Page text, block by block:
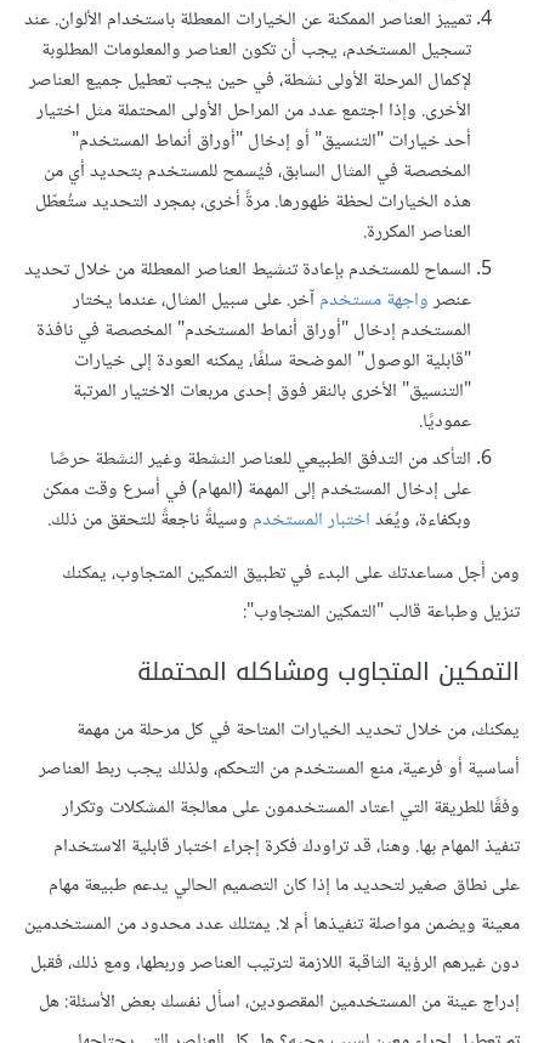
تمييز العناصر الممكنة عن الخيارات المعطلة باستخدام الألوان. عند
تسجيل المستخدم، يجب أن تكون العناصر والمعلومات المطلوبة
لإكمال المرحلة الأولى نشطة، في حين يجب تعطيل جميع العناصر
الأخرى. وإذا اجتمع عدد من المراحل الأولى المحتملة مثل اختيار
أحد خيارات "التنسيق" أو إدخال "أوراق أنماط المستخدم"
المخصصة في المثال السابق، فيُسمح للمستخدم بتحديد أي من
هذه الخيارات لحظة ظهورها. مرةً أخرى، بمجرد التحديد ستُعطّل
العناصر المكررة.
السماح للمستخدم بإعادة تنشيط العناصر المعطلة من خلال تحديد
عنصرواجهة مستخدمآخر. على سبيل المثال، عندما يختار
المستخدم إدخال "أوراق أنماط المستخدم" المخصصة في نافذة
"قابلية الوصول" الموضحة سلفًا، يمكنه العودة إلى خيارات
"التنسيق" الأخرى بالنقر فوق إحدى مربعات الاختيار المرتبة
عموديًا.
التأكد من التدفق الطبيعي للعناصر النشطة وغير النشطة حرصًا
على إدخال المستخدم إلى المهمة (المهام) في أسرع وقت ممكن
وبكفاءة، ويُعَداختبار المستخدم وسيلةً ناجعةً للتحقق من ذلك.
ومن أجل مساعدتك على البدء في تطبيق التمكين المتجاوب، يمكنك
تنزيل وطباعة قالب "التمكين المتجاوب":
التمكين المتجاوب ومشاكله المحتملة
يمكنك، من خلال تحديد الخيارات المتاحة في كل مرحلة من مهمة
أساسية أو فرعية، منع المستخدم من التحكم، ولذلك يجب ربط العناصر
وفقًا للطريقة التي اعتاد المستخدمون على معالجة المشكلات وتكرار
تنفيذ المهام بها. وهنا، قد تراودك فكرة إجراء اختبار قابلية الاستخدام
على نطاق صغير لتحديد ما إذا كان التصميم الحالي يدعم طبيعة مهام
معينة ويضمن مواصلة تنفيذها أم لا. يمتلك عدد محدود من المستخدمين
دون غيرهم الرؤية الثاقبة اللازمة لترتيب العناصر وربطها، ومع ذلك، فقبل
إدراج عينة من المستخدمين المقصودين، اسأل نفسك بعض الأسئلة: هل